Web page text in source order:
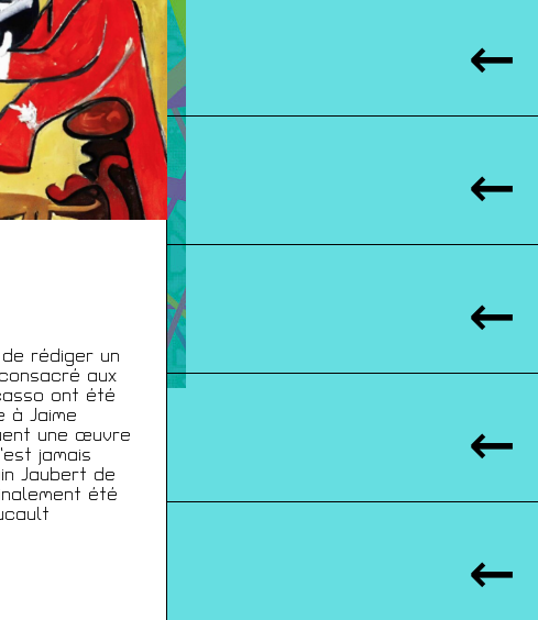
rédiger un
aux
ont été
à Jaime
une œuvre
jamais
Jaubert de
été